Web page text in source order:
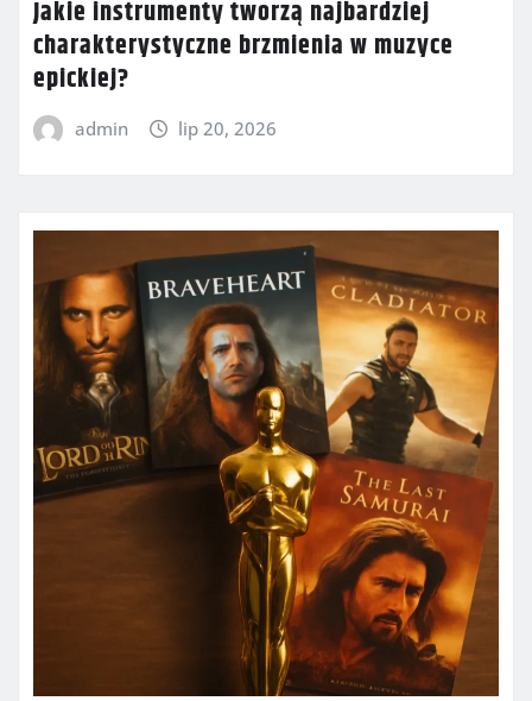
Jakie instrumenty tworzą najbardziej
charakterystyczne brzmienia w muzyce
epickiej?
admin lip 20, 2026